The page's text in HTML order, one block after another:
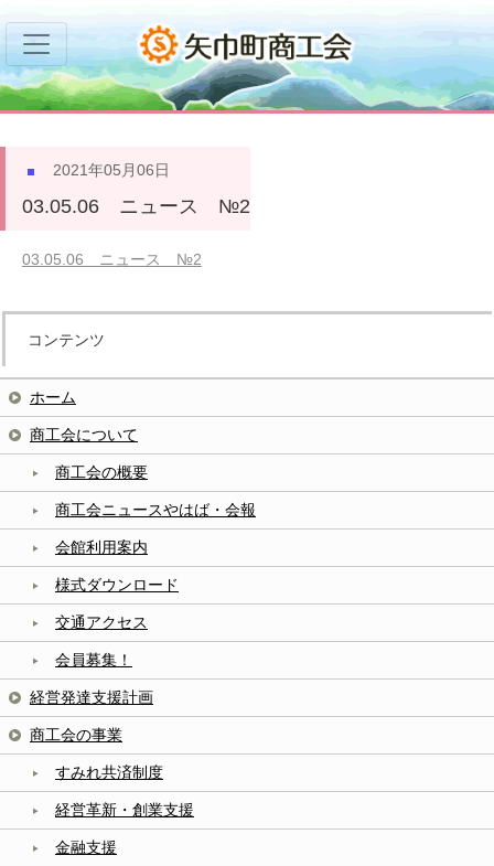
2021年05月06日
03.05.06 ニュース №2
03.05.06 ニュース №2
コンテンツ
ホーム
商工会について
商工会の概要
商工会ニュースやはば・会報
会館利用案内
様式ダウンロード
交通アクセス
会員募集！
経営発達支援計画
商工会の事業
すみれ共済制度
経営革新・創業支援
金融支援